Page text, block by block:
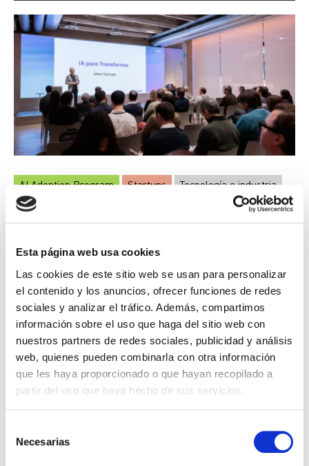
Esta página web usa cookies
Las cookies de este sitio web se usan para personalizar
el contenido y los anuncios, ofrecer funciones de redes
sociales y analizar el tráfico. Además, compartimos
información sobre el uso que haga del sitio web con
nuestros partners de redes sociales, publicidad y análisis
web, quienes pueden combinarla con otra información
que les haya proporcionado o que hayan recopilado a
partir del uso que haya hecho de sus servicios.
Necesarias
AI Adoption Program Startups Tecnología e industria
La IA para transformar productos y modelos
de negocio, a cargo de Albert Esplugas
LEER ARTÍCULO →